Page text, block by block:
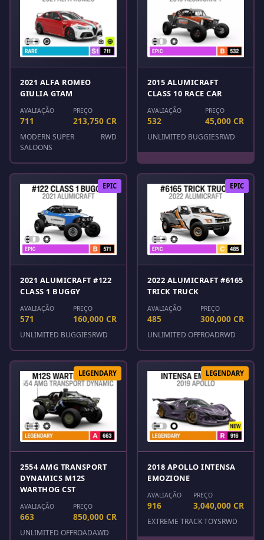
2021 ALFA ROMEO
GIULIA GTAM
AVALIAÇÃO
711
PREÇO
213,750 CR
MODERN SUPER
SALOONS
RWD
2015 ALUMICRAFT
CLASS 10 RACE CAR
AVALIAÇÃO
532
PREÇO
45,000 CR
UNLIMITED BUGGIESRWD
EPIC
2021 ALUMICRAFT #122
CLASS 1 BUGGY
AVALIAÇÃO
571
PREÇO
160,000 CR
UNLIMITED BUGGIESRWD
EPIC
2022 ALUMICRAFT #6165
TRICK TRUCK
AVALIAÇÃO
485
PREÇO
300,000 CR
UNLIMITED OFFROADRWD
LEGENDARY
2554 AMG TRANSPORT
DYNAMICS M12S
WARTHOG CST
AVALIAÇÃO
663
PREÇO
850,000 CR
UNLIMITED OFFROADAWD
LEGENDARY
2018 APOLLO INTENSA
EMOZIONE
AVALIAÇÃO
916
PREÇO
3,040,000 CR
EXTREME TRACK TOYSRWD